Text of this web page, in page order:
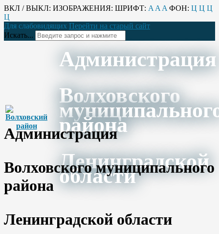
ВКЛ / ВЫКЛ: ИЗОБРАЖЕНИЯ: ШРИФТ: A A A ФОН: Ц Ц Ц
Ц
Для слабовидящих Перейти на старый сайт
Искать...
Администрация
Волховского
района
Ленинградской
области
Администрация
Волховского муниципального
района
Ленинградской области